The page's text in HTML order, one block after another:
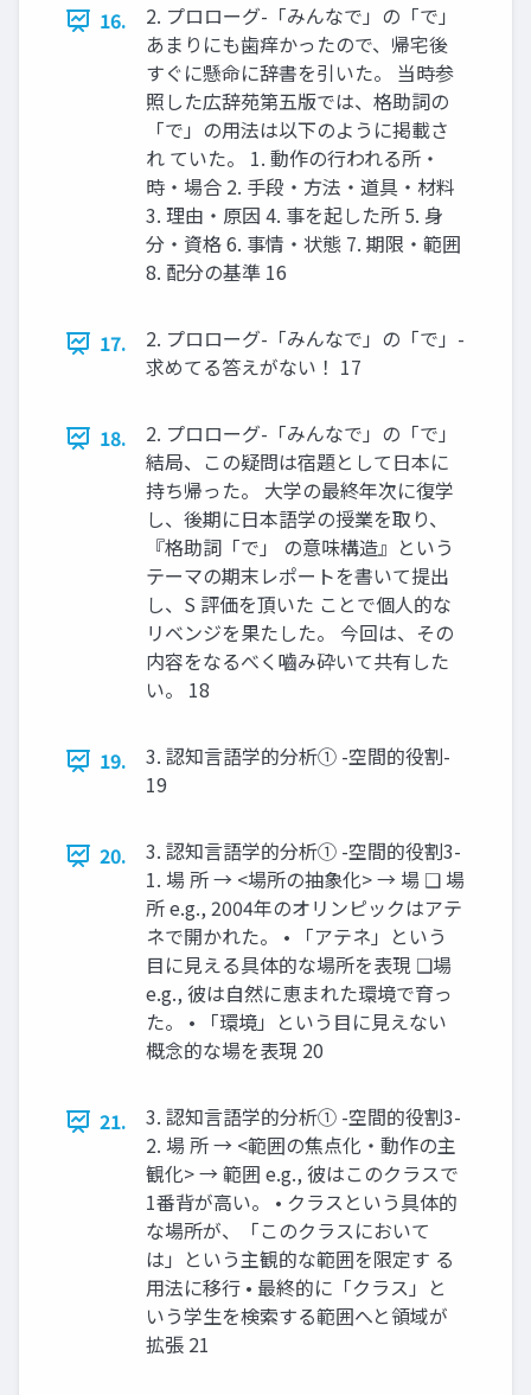
16.
2. プロローグ-「みんなで」の「で」
あまりにも歯痒かったので、帰宅後
すぐに懸命に辞書を引いた。 当時参
照した広辞苑第五版では、格助詞の
「で」の用法は以下のように掲載さ
れ ていた。 1. 動作の行われる所・
時・場合 2. 手段・方法・道具・材料
3. 理由・原因 4. 事を起した所 5. 身
分・資格 6. 事情・状態 7. 期限・範囲
8. 配分の基準 16
17.
2. プロローグ-「みんなで」の「で」-
求めてる答えがない！ 17
18.
2. プロローグ-「みんなで」の「で」
結局、この疑問は宿題として日本に
持ち帰った。 大学の最終年次に復学
し、後期に日本語学の授業を取り、
『格助詞「で」 の意味構造』という
テーマの期末レポートを書いて提出
し、S 評価を頂いた ことで個人的な
リベンジを果たした。 今回は、その
内容をなるべく嚙み砕いて共有した
い。 18
19.
3. 認知言語学的分析① -空間的役割-
19
20.
3. 認知言語学的分析① -空間的役割3-
1. 場 所 → <場所の抽象化> → 場 ❑ 場
所 e.g., 2004年のオリンピックはアテ
ネで開かれた。 • 「アテネ」という
目に見える具体的な場所を表現 ❑場
e.g., 彼は自然に恵まれた環境で育っ
た。 • 「環境」という目に見えない
概念的な場を表現 20
21.
3. 認知言語学的分析① -空間的役割3-
2. 場 所 → <範囲の焦点化・動作の主
観化> → 範囲 e.g., 彼はこのクラスで
1番背が高い。 • クラスという具体的
な場所が、「このクラスにおいて
は」という主観的な範囲を限定す る
用法に移行 • 最終的に「クラス」と
いう学生を検索する範囲へと領域が
拡張 21